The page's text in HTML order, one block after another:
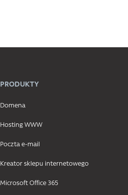
PRODUKTY
Domena
Hosting WWW
Poczta e-mail
Kreator sklepu internetowego
Microsoft Office 365